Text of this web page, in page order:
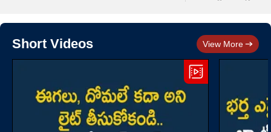
Short Videos View More